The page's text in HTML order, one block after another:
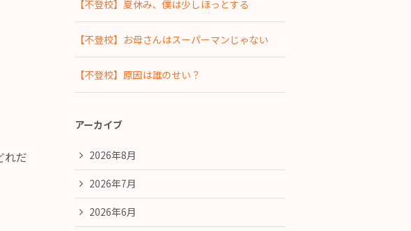
れだ
【不登校】夏休み、僕は少しほっとする
【不登校】お母さんはスーパーマンじゃない
【不登校】原因は誰のせい？
アーカイブ
2026年8月
2026年7月
2026年6月